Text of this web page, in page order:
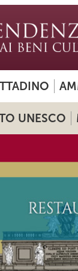
UNESCO